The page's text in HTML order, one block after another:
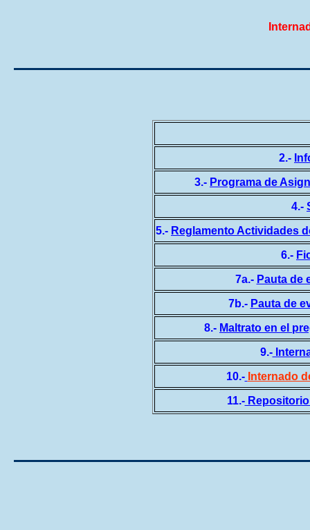
2.-
3.- Programa de
4.-
5.- Reglamento Actividades
6.-
7a.- Pauta de
7b.- Pauta de
8.- Maltrato en el
9.-
10.- Internado
11.-Repositorio